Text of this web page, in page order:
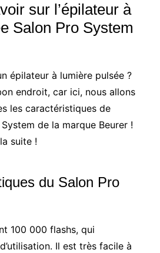
sur l’épilateur à
Salon Pro System
épilateur à lumière pulsée ?
endroit, car ici, nous allons
les caractéristiques de
de la marque Beurer !
suite !
du Salon Pro
100 000 flashs, qui
Il est très facile à